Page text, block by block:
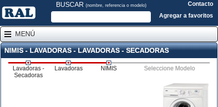
BUSCAR (nombre, referencia o modelo)
Contacto
Agregar a favoritos
MENÚ
NIMIS - LAVADORAS - LAVADORAS - SECADORAS
Lavadoras -
Secadoras
Lavadoras NIMIS Seleccione Modelo